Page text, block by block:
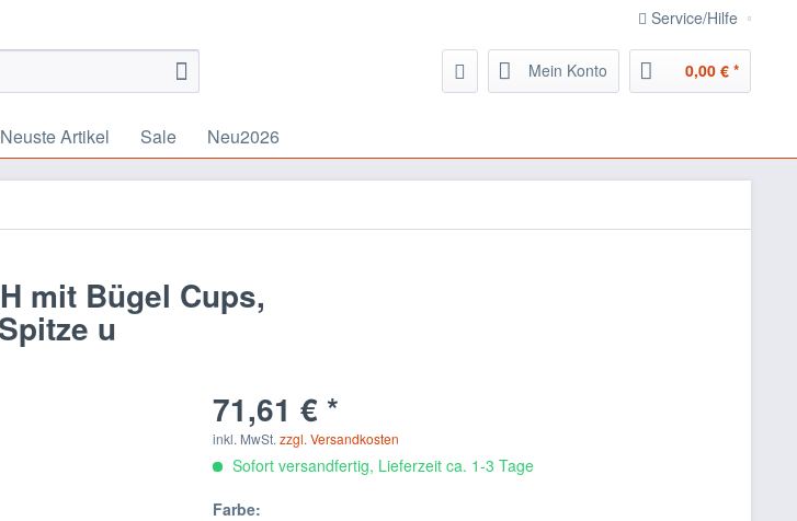
Service/Hilfe
Mein Konto 0,00 € *
Neuste Artikel Sale Neu2026
mit Bügel Cups,
u
71,61 € *
inkl. MwSt.zzgl. Versandkosten
Sofort versandfertig, Lieferzeit ca. 1-3 Tage
Farbe: